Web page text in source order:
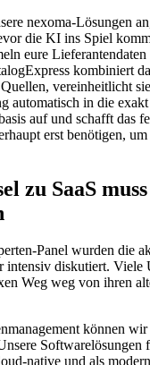
nexoma-Lösungen
die KI ins Spiel
eure
kombiniert
vereinheitlicht
automatisch in die
auf und schafft das
erst benötigen,
zu SaaS
Panel wurden die
intensiv diskutiert. Viele
Weg weg von ihren
können
Softwarelösungen
native und als